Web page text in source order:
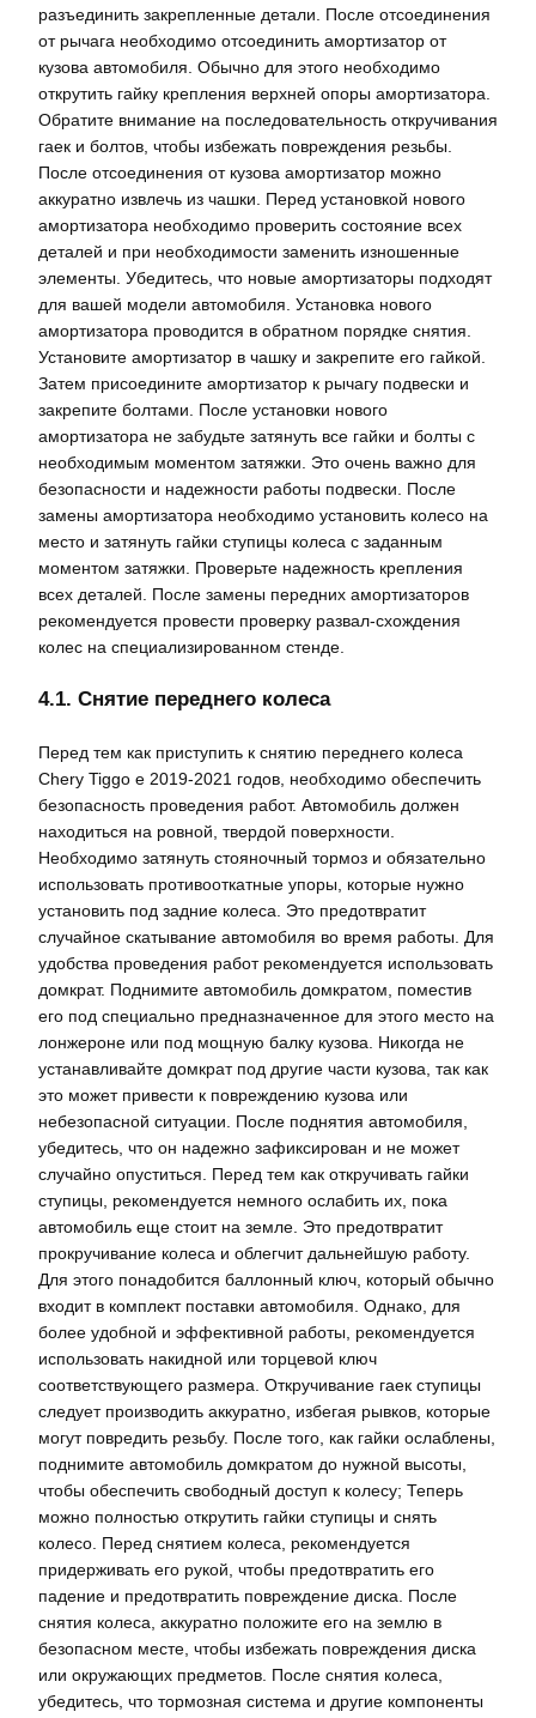
разъединить закрепленные детали. После отсоединения
от рычага необходимо отсоединить амортизатор от
кузова автомобиля. Обычно для этого необходимо
открутить гайку крепления верхней опоры амортизатора.
Обратите внимание на последовательность откручивания
гаек и болтов, чтобы избежать повреждения резьбы.
После отсоединения от кузова амортизатор можно
аккуратно извлечь из чашки. Перед установкой нового
амортизатора необходимо проверить состояние всех
деталей и при необходимости заменить изношенные
элементы. Убедитесь, что новые амортизаторы подходят
для вашей модели автомобиля. Установка нового
амортизатора проводится в обратном порядке снятия.
Установите амортизатор в чашку и закрепите его гайкой.
Затем присоедините амортизатор к рычагу подвески и
закрепите болтами. После установки нового
амортизатора не забудьте затянуть все гайки и болты с
необходимым моментом затяжки. Это очень важно для
безопасности и надежности работы подвески. После
замены амортизатора необходимо установить колесо на
место и затянуть гайки ступицы колеса с заданным
моментом затяжки. Проверьте надежность крепления
всех деталей. После замены передних амортизаторов
рекомендуется провести проверку развал-схождения
колес на специализированном стенде.
4.1. Снятие переднего колеса
Перед тем как приступить к снятию переднего колеса
Chery Tiggo e 2019-2021 годов, необходимо обеспечить
безопасность проведения работ. Автомобиль должен
находиться на ровной, твердой поверхности.
Необходимо затянуть стояночный тормоз и обязательно
использовать противооткатные упоры, которые нужно
установить под задние колеса. Это предотвратит
случайное скатывание автомобиля во время работы. Для
удобства проведения работ рекомендуется использовать
домкрат. Поднимите автомобиль домкратом, поместив
его под специально предназначенное для этого место на
лонжероне или под мощную балку кузова. Никогда не
устанавливайте домкрат под другие части кузова, так как
это может привести к повреждению кузова или
небезопасной ситуации. После поднятия автомобиля,
убедитесь, что он надежно зафиксирован и не может
случайно опуститься. Перед тем как откручивать гайки
ступицы, рекомендуется немного ослабить их, пока
автомобиль еще стоит на земле. Это предотвратит
прокручивание колеса и облегчит дальнейшую работу.
Для этого понадобится баллонный ключ, который обычно
входит в комплект поставки автомобиля. Однако, для
более удобной и эффективной работы, рекомендуется
использовать накидной или торцевой ключ
соответствующего размера. Откручивание гаек ступицы
следует производить аккуратно, избегая рывков, которые
могут повредить резьбу. После того, как гайки ослаблены,
поднимите автомобиль домкратом до нужной высоты,
чтобы обеспечить свободный доступ к колесу; Теперь
можно полностью открутить гайки ступицы и снять
колесо. Перед снятием колеса, рекомендуется
придерживать его рукой, чтобы предотвратить его
падение и предотвратить повреждение диска. После
снятия колеса, аккуратно положите его на землю в
безопасном месте, чтобы избежать повреждения диска
или окружающих предметов. После снятия колеса,
убедитесь, что тормозная система и другие компоненты